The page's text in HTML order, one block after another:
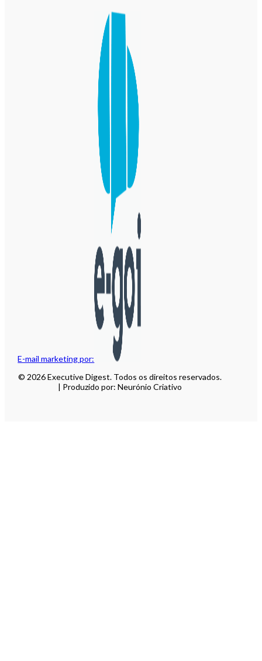
E-mail marketing por:
© 2026 Executive Digest. Todos os direitos reservados.
| Produzido por: Neurónio Criativo